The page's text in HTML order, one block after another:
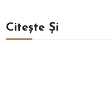
Citește Și